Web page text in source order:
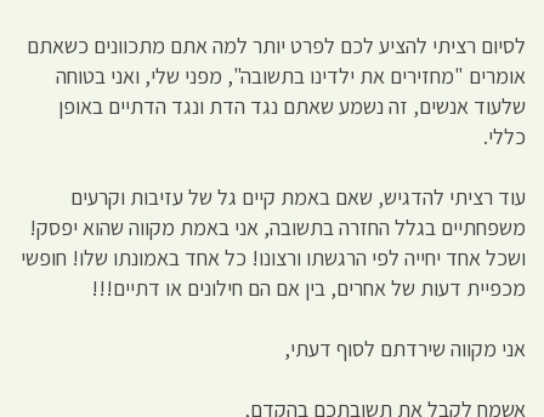
לסיום רציתי להציע לכם לפרט יותר למה אתם מתכוונים כשאתם
אומרים "מחזירים את ילדינו בתשובה", מפני שלי, ואני בטוחה
שלעוד אנשים, זה נשמע שאתם נגד הדת ונגד הדתיים באופן
כללי.
עוד רציתי להדגיש, שאם באמת קיים גל של עזיבות וקרעים
משפחתיים בגלל החזרה בתשובה, אני באמת מקווה שהוא יפסק!
ושכל אחד יחייה לפי הרגשתו ורצונו! כל אחד באמונתו שלו! חופשי
מכפיית דעות של אחרים, בין אם הם חילונים או דתיים!!!
אני מקווה שירדתם לסוף דעתי,
אשמח לקבל את תשובתכם בהקדם,